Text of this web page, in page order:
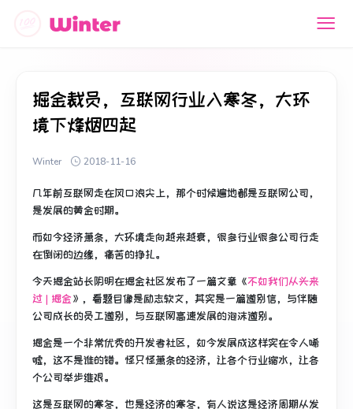
掘金裁员，互联网行业入寒冬，大环
境下烽烟四起
Winter 2018-11-16
几年前互联网走在风口浪尖上，那个时候遍地都是互联网公司，
是发展的黄金时期。
而如今经济萧条，大环境走向越来越衰，很多行业很多公司行走
在倒闭的边缘，痛苦的挣扎。
今天掘金站长阴明在掘金社区发布了一篇文章《不如我们从头来
过 | 掘金》，看题目像是励志软文，其实是一篇道别信，与伴随
公司成长的员工道别，与互联网高速发展的泡沫道别。
掘金是一个非常优秀的开发者社区，如今发展成这样实在令人唏
嘘，这不是谁的错。怪只怪萧条的经济，让各个行业缩水，让各
个公司举步维艰。
这是互联网的寒冬，也是经济的寒冬，有人说这是经济周期从发